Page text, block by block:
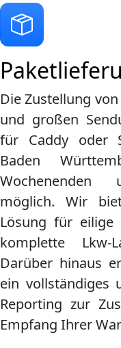
Die Zustellung
und großen
für Caddy oder
Baden
Wochenenden
möglich. Wir
Lösung für eilige
komplette Lkw-
Darüber hinaus
ein vollständiges
Reporting zur
Empfang Ihrer